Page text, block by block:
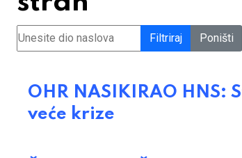
Unesite dio naslova Filtriraj Poništi
OHR NASIKIRAO
veće krize